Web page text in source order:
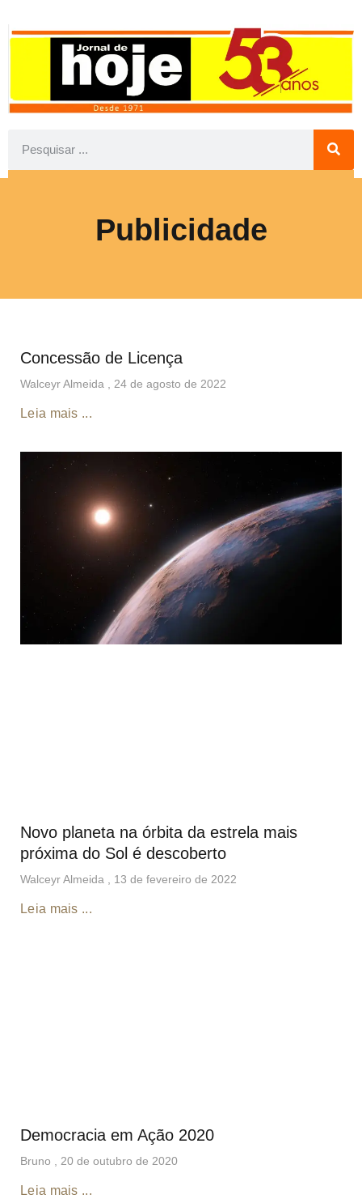
Publicidade
Concessão de Licença
Walceyr Almeida 24 de agosto de 2022
Leia mais ...
Novo planeta na órbita da estrela mais
próxima do Sol é descoberto
Walceyr Almeida 13 de fevereiro de 2022
Leia mais ...
Democracia em Ação 2020
Bruno 20 de outubro de 2020
Leia mais ...